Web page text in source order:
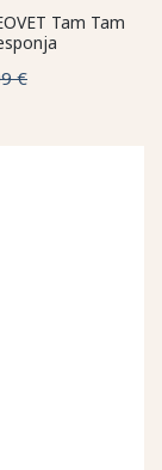
Tam Tam
€